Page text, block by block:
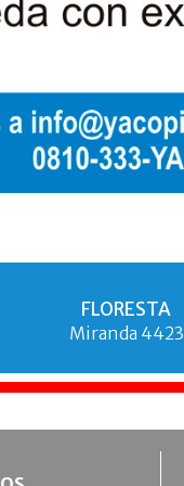
FLORESTA
Miranda 4423